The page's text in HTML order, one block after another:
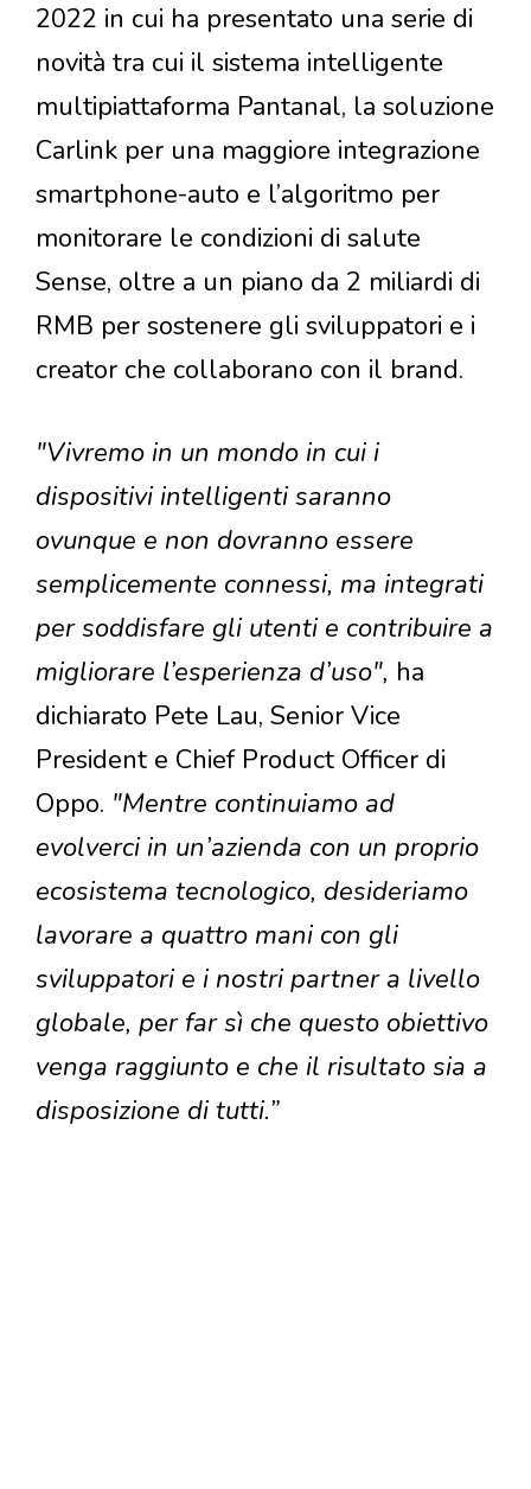
2022 in cui ha presentato una serie di
novità tra cui il sistema intelligente
multipiattaforma Pantanal, la soluzione
Carlink per una maggiore integrazione
smartphone-auto e l’algoritmo per
monitorare le condizioni di salute
Sense, oltre a un piano da 2 miliardi di
RMB per sostenere gli sviluppatori e i
creator che collaborano con il brand.
"Vivremo in un mondo in cui i
dispositivi intelligenti saranno
ovunque e non dovranno essere
semplicemente connessi, ma integrati
per soddisfare gli utenti e contribuire a
migliorare l’esperienza d’uso", ha
dichiarato Pete Lau, Senior Vice
President e Chief Product Officer di
Oppo. "Mentre continuiamo ad
evolverci in un’azienda con un proprio
ecosistema tecnologico, desideriamo
lavorare a quattro mani con gli
sviluppatori e i nostri partner a livello
globale, per far sì che questo obiettivo
venga raggiunto e che il risultato sia a
disposizione di tutti.”